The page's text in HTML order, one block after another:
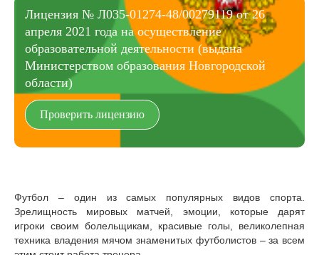
Лицензия № Л035-01274-48/00279119 от 26
апреля 2021 года на осуществление
образовательной деятельности (выдана
Министерством образования Новгородской
области)
Проверить лицензию
Футбол – один из самых популярных видов спорта.
Зрелищность мировых матчей, эмоции, которые дарят
игроки своим болельщикам, красивые голы, великолепная
техника владения мячом знаменитых футболистов – за всем